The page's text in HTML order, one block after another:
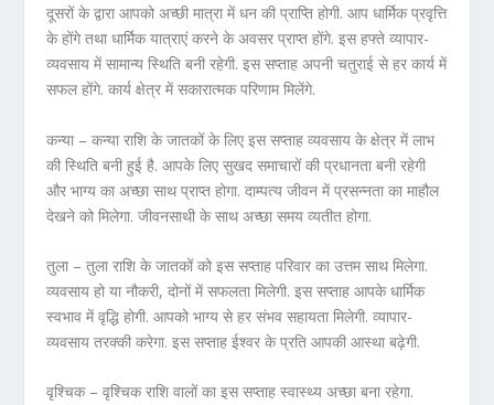
दूसरों के द्वारा आपको अच्छी मात्रा में धन की प्राप्ति होगी. आप धार्मिक प्रवृत्ति
के होंगे तथा धार्मिक यात्राएं करने के अवसर प्राप्त होंगे. इस हफ्ते व्यापार-
व्यवसाय में सामान्य स्थिति बनी रहेगी. इस सप्ताह अपनी चतुराई से हर कार्य में
सफल होंगे. कार्य क्षेत्र में सकारात्मक परिणाम मिलेंगे.
कन्या – कन्या राशि के जातकों के लिए इस सप्ताह व्यवसाय के क्षेत्र में लाभ
की स्थिति बनी हुई है. आपके लिए सुखद समाचारों की प्रधानता बनी रहेगी
और भाग्य का अच्छा साथ प्राप्त होगा. दाम्पत्य जीवन में प्रसन्नता का माहौल
देखने को मिलेगा. जीवनसाथी के साथ अच्छा समय व्यतीत होगा.
तुला – तुला राशि के जातकों को इस सप्ताह परिवार का उत्तम साथ मिलेगा.
व्यवसाय हो या नौकरी, दोनों में सफलता मिलेगी. इस सप्ताह आपके धार्मिक
स्वभाव में वृद्धि होगी. आपको भाग्य से हर संभव सहायता मिलेगी. व्यापार-
व्यवसाय तरक्की करेगा. इस सप्ताह ईश्वर के प्रति आपकी आस्था बढ़ेगी.
वृश्चिक – वृश्चिक राशि वालों का इस सप्ताह स्वास्थ्य अच्छा बना रहेगा.